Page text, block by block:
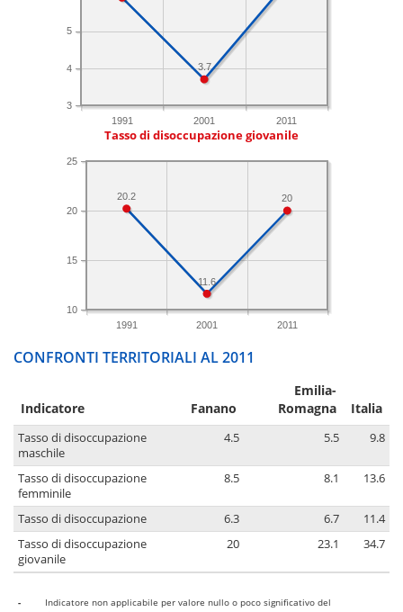
1991 2001 2011
3
4
5
3.7
Tasso di disoccupazione giovanile
1991 2001 2011
10
15
20
25
20
11.6
20.2
CONFRONTI TERRITORIALI AL 2011
Indicatore Fanano
Emilia-
Romagna
Italia
Tasso di disoccupazione
maschile
4.5 5.5 9.8
Tasso di disoccupazione
femminile
8.5 8.1 13.6
Tasso di disoccupazione 6.3 6.7
11.4
Tasso di disoccupazione
giovanile
20 23.1 34.7
-
Indicatore non applicabile per valore nullo o poco significativo del